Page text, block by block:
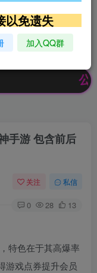
价文字广告位招租
文字广告位招租
公告：欢
手游 包含前后
关注 私信
0 28 13
特色在于其高爆率
游戏点券提升会员
以免遗失
加入QQ群